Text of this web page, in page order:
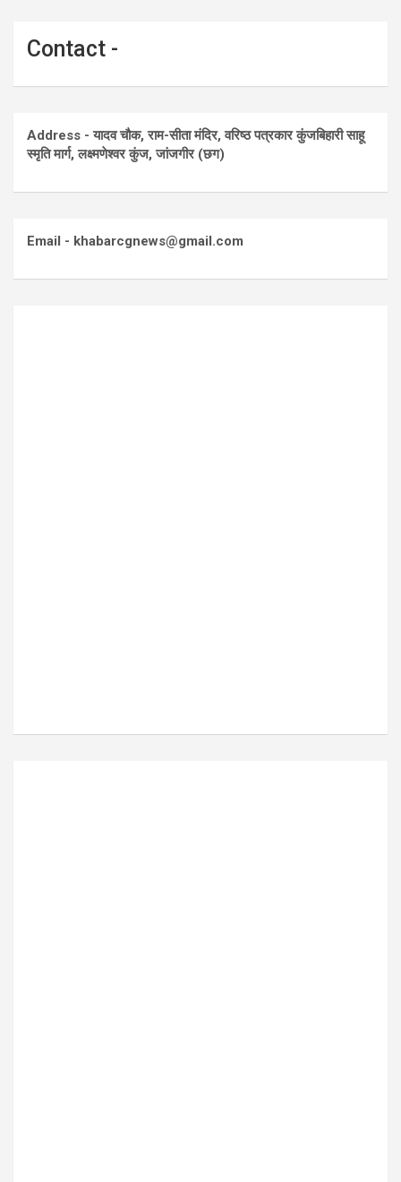
Contact -
Address - यादव चौक, राम-सीता मंदिर, वरिष्ठ पत्रकार कुंजबिहारी साहू
स्मृति मार्ग, लक्ष्मणेश्वर कुंज, जांजगीर (छग)
Email - khabarcgnews@gmail.com